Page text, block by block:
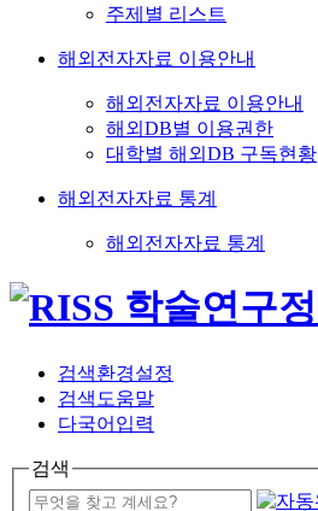
주제별 리스트
해외전자자료 이용안내
해외전자자료 이용안내
해외DB별 이용권한
대학별 해외DB 구독현황
해외전자자료 통계
해외전자자료 통계
검색환경설정
검색도움말
다국어입력
검색